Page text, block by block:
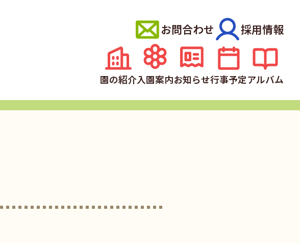
園の紹介入園案内お知らせ行事予定アルバム
お問合わせ 採用情報